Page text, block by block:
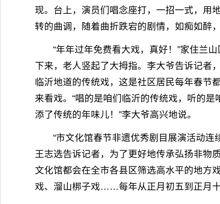
现。台上，演员们唱念座打，一招一式，用
转的曲调，随着曲折跌宕的剧情，如痴如
“年年过年免费看大戏，真好！”家住兰
下来，老人竖起了大拇指。李大爷告诉记者
临沂地道的传统戏，这是社区居民每年春节
来看戏。“唱的是咱们临沂的传统戏，听的
添了传统的年味儿！”李大爷高兴地说。
“市文化馆春节非遗优秀剧目展演活动
王志选告诉记者，为了更好地传承弘扬非物
文化馆都会在全市各县区筛选高水平的地方
戏、溜山梆子戏……每年从正月初五到正月